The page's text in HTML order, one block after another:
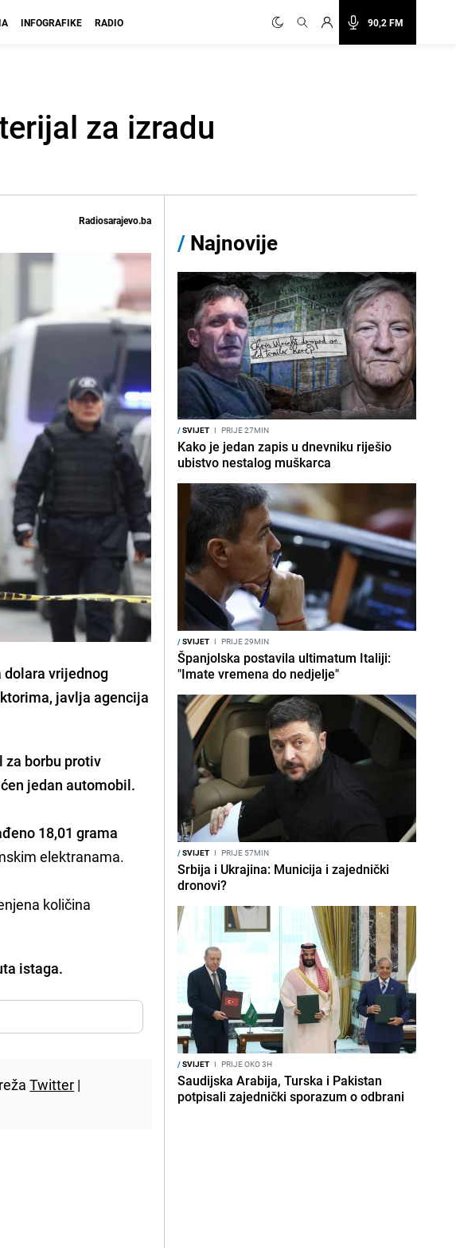
90,2 FM
INFOGRAFIKE RADIO
za izradu
Radiosarajevo.ba
vrijednog
javlja agencija
za borbu protiv
jedan automobil.
18,01 grama
elektranama.
količina
istaga.
Twitter |
/ Najnovije
/SVIJET I PRIJE 27MIN
Kako je jedan zapis u dnevniku riješio
ubistvo nestalog muškarca
/SVIJET I PRIJE 29MIN
Španjolska postavila ultimatum Italiji:
"Imate vremena do nedjelje"
/SVIJET I PRIJE 57MIN
Srbija i Ukrajina: Municija i zajednički
dronovi?
/SVIJET I PRIJE OKO 3H
Saudijska Arabija, Turska i Pakistan
potpisali zajednički sporazum o odbrani